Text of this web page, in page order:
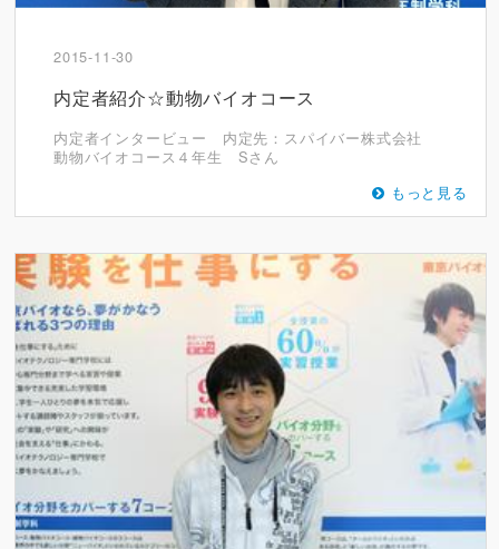
2015-11-30
内定者紹介☆動物バイオコース
内定者インタービュー 内定先：スパイバー株式会社
動物バイオコース４年生 Sさん
もっと見る